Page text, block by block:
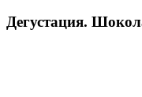
Дегустация.